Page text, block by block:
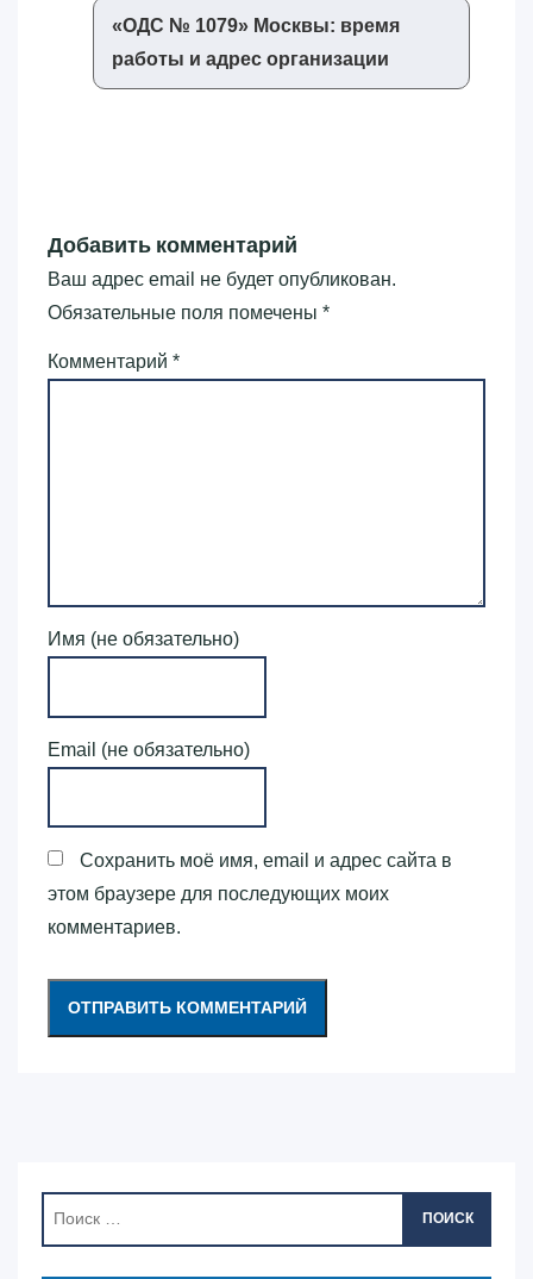
«‎ОДС № 1079»‎ Москвы: время
работы и адрес организации
Добавить комментарий
Ваш адрес email не будет опубликован.
Обязательные поля помечены *
Комментарий *
Имя (не обязательно)
Email (не обязательно)
Сохранить моё имя, email и адрес сайта в
этом браузере для последующих моих
комментариев.
ПОИСК